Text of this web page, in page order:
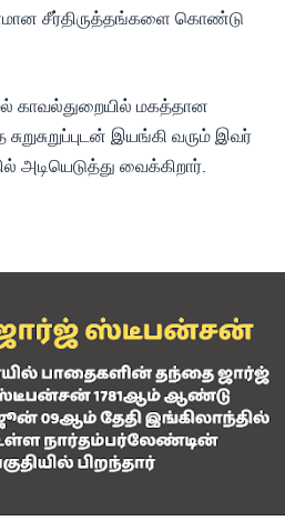
சீர்திருத்தங்களை கொண்டு
காவல்துறையில் மகத்தான
இயங்கி வரும் இவர்
அடியெடுத்து வைக்கிறார்.